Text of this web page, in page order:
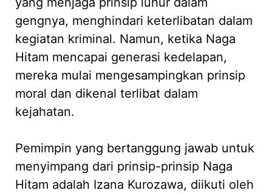
gengnya, menghindari keterlibatan dalam
kegiatan kriminal. Namun, ketika Naga
Hitam mencapai generasi kedelapan,
mereka mulai mengesampingkan prinsip
moral dan dikenal terlibat dalam
kejahatan.
Pemimpin yang bertanggung jawab untuk
menyimpang dari prinsip-prinsip Naga
Hitam adalah Izana Kurozawa, diikuti oleh